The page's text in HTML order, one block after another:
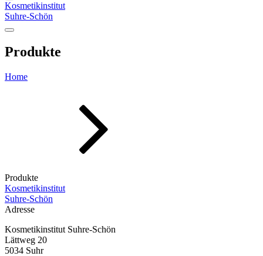
Kosmetikinstitut
Suhre-Schön
Produkte
Home
Produkte
Kosmetikinstitut
Suhre-Schön
Adresse
Kosmetikinstitut Suhre-Schön
Lättweg 20
5034 Suhr